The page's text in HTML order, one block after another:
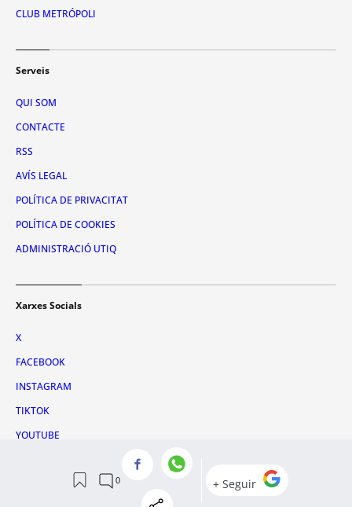
CLUB METRÓPOLI
Serveis
QUI SOM
CONTACTE
RSS
AVÍS LEGAL
POLÍTICA DE PRIVACITAT
POLÍTICA DE COOKIES
ADMINISTRACIÓ UTIQ
Xarxes Socials
X
FACEBOOK
INSTAGRAM
TIKTOK
YOUTUBE